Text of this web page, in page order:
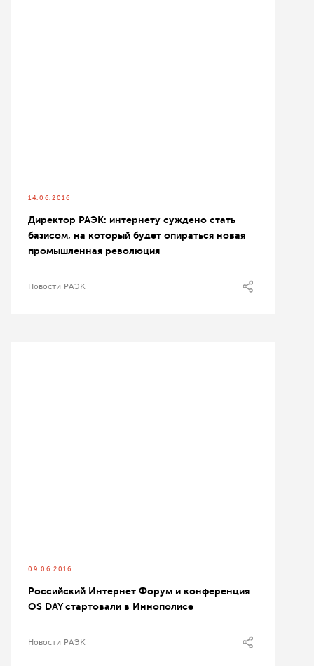
14.06.2016
Директор РАЭК: интернету суждено стать
базисом, на который будет опираться новая
промышленная революция
Новости РАЭК
09.06.2016
Российский Интернет Форум и конференция
OS DAY стартовали в Иннополисе
Новости РАЭК